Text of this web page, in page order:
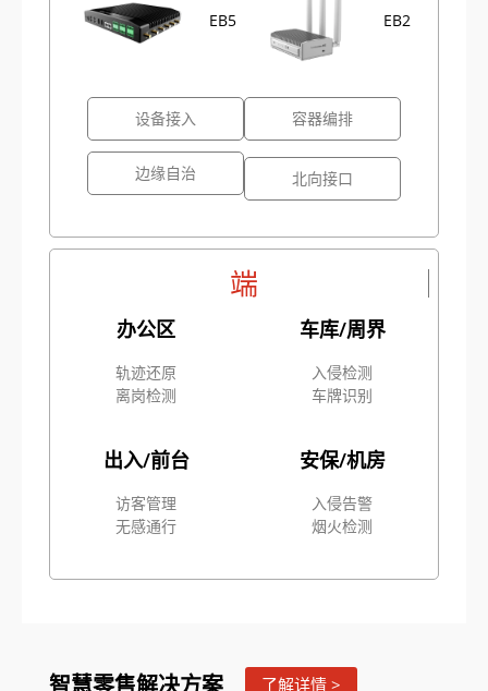
EB5 EB2
设备接入 容器编排
边缘自治 北向接口
端
办公区
轨迹还原
离岗检测
车库/周界
入侵检测
车牌识别
出入/前台
访客管理
无感通行
安保/机房
入侵告警
烟火检测
智慧零售解决方案 了解详情 >